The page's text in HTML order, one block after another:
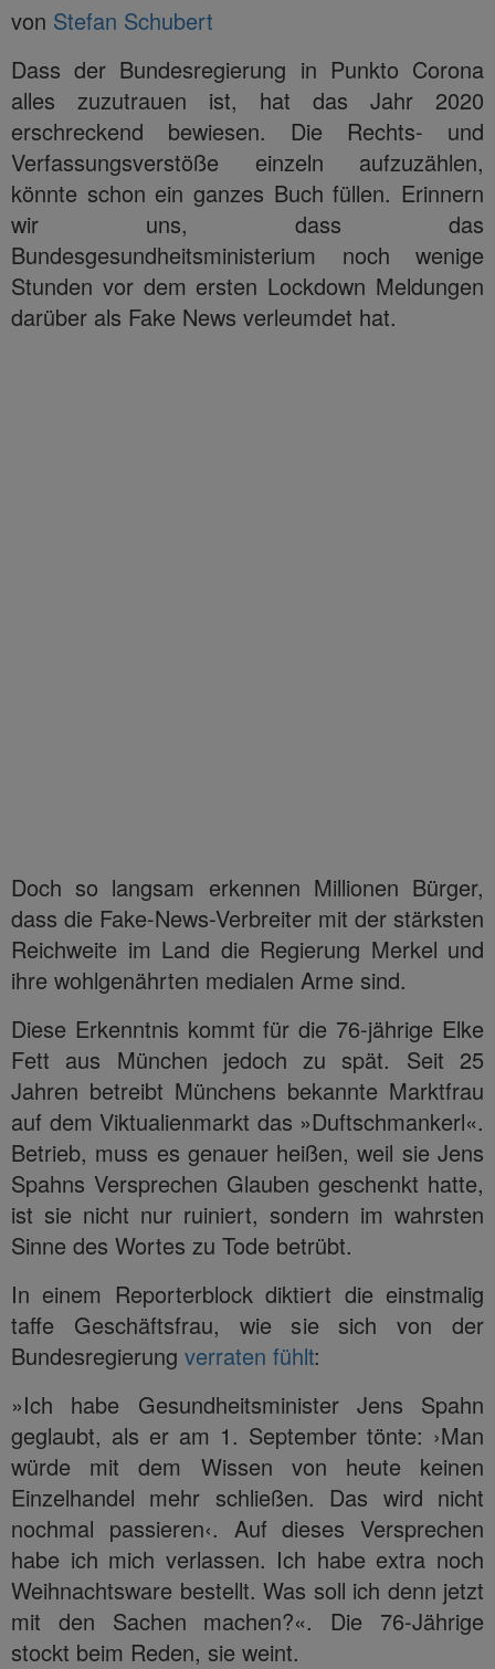
von Stefan Schubert
Dass der Bundesregierung in Punkto Corona
alles zuzutrauen ist, hat das Jahr 2020
erschreckend bewiesen. Die Rechts- und
Verfassungsverstöße einzeln aufzuzählen,
könnte schon ein ganzes Buch füllen. Erinnern
wir uns, dass das
Bundesgesundheitsministerium noch wenige
Stunden vor dem ersten Lockdown Meldungen
darüber als Fake News verleumdet hat.
Doch so langsam erkennen Millionen Bürger,
dass die Fake-News-Verbreiter mit der stärksten
Reichweite im Land die Regierung Merkel und
ihre wohlgenährten medialen Arme sind.
Diese Erkenntnis kommt für die 76-jährige Elke
Fett aus München jedoch zu spät. Seit 25
Jahren betreibt Münchens bekannte Marktfrau
auf dem Viktualienmarkt das »Duftschmankerl«.
Betrieb, muss es genauer heißen, weil sie Jens
Spahns Versprechen Glauben geschenkt hatte,
ist sie nicht nur ruiniert, sondern im wahrsten
Sinne des Wortes zu Tode betrübt.
In einem Reporterblock diktiert die einstmalig
taffe Geschäftsfrau, wie sie sich von der
Bundesregierung verraten fühlt:
»Ich habe Gesundheitsminister Jens Spahn
geglaubt, als er am 1. September tönte: ›Man
würde mit dem Wissen von heute keinen
Einzelhandel mehr schließen. Das wird nicht
nochmal passieren‹. Auf dieses Versprechen
habe ich mich verlassen. Ich habe extra noch
Weihnachtsware bestellt. Was soll ich denn jetzt
mit den Sachen machen?«. Die 76-Jährige
stockt beim Reden, sie weint.